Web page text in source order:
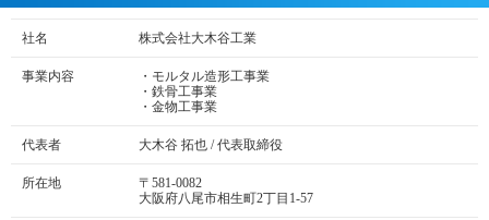
社名 株式会社大木谷工業
事業内容
・モルタル造形工事業
・鉄骨工事業
・金物工事業
代表者 大木谷 拓也 / 代表取締役
所在地
〒581-0082
大阪府八尾市相生町2丁目1-57